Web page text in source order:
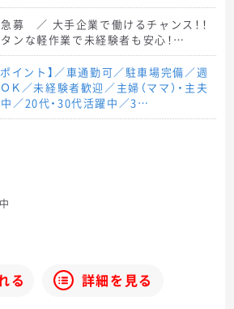
募 ／ 大手企業で働けるチャンス！！
ンな軽作業で未経験者も安心！…
ポイント】／車通勤可／駐車場完備／週
Ｋ／未経験者歓迎／主婦（ママ）・主夫
／20代・30代活躍中／3…
る 詳細を見る